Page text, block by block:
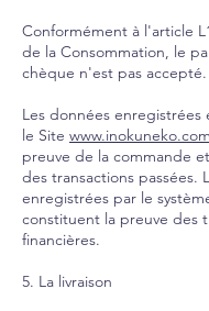
Conformément à l'article
de la Consommation, le
chèque n'est pas accepté.
Les données enregistrées
le Site www.inokuneko.com
preuve de la commande
des transactions passées.
enregistrées par le
constituent la preuve des
financières.
5. La livraison